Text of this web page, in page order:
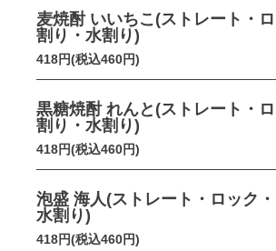
麦焼酎 いいちこ(ストレート・
割り・水割り)
418円(税込460円)
黒糖焼酎 れんと(ストレート・
割り・水割り)
418円(税込460円)
泡盛 海人(ストレート・ロック・
水割り)
418円(税込460円)